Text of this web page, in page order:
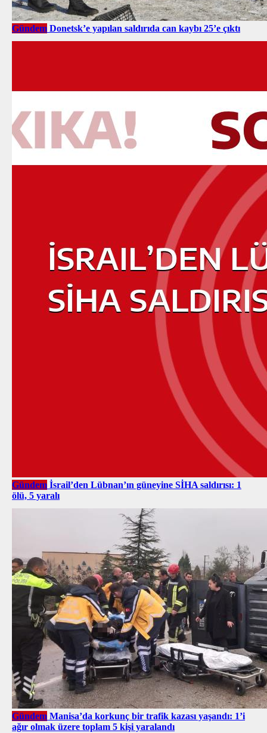
Gündem Donetsk’e yapılan saldırıda can kaybı 25’e çıktı
Gündem İsrail’den Lübnan’ın güneyine SİHA saldırısı: 1
ölü, 5 yaralı
Gündem Manisa’da korkunç bir trafik kazası yaşandı: 1’i
ağır olmak üzere toplam 5 kişi yaralandı